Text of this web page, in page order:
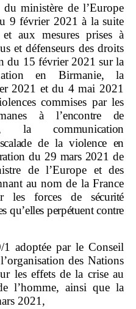
ministère de l’Europe
9 février 2021 à la suite
aux mesures prises à
et défenseurs des droits
du 15 février 2021 sur la
en Birmanie, la
2021 et du 4 mai 2021
commises par les
àl’encontre de
la communication
de la violence en
du 29 mars 2021 de
de l’Europe et des
au nom de la France
les forces desécurité
qu’elles perpétuent contre
adoptée par le Conseil
des Nations
les effets de la crise au
l’homme, ainsi que la
2021,